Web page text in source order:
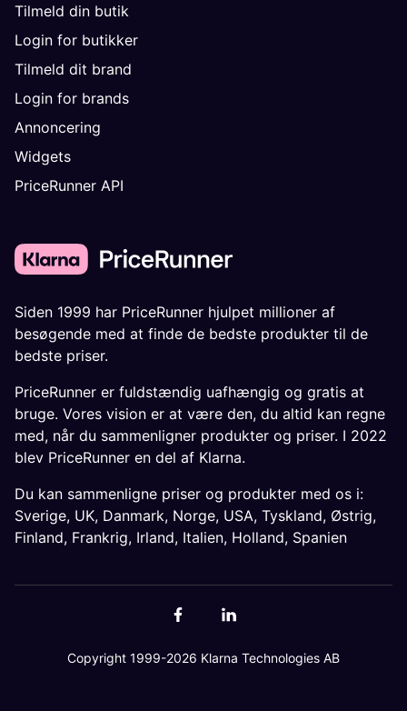
Tilmeld din butik
Login for butikker
Tilmeld dit brand
Login for brands
Annoncering
Widgets
PriceRunner API
Siden 1999 har PriceRunner hjulpet millioner af
besøgende med at finde de bedste produkter til de
bedste priser.
PriceRunner er fuldstændig uafhængig og gratis at
bruge. Vores vision er at være den, du altid kan regne
med, når du sammenligner produkter og priser. I 2022
blev PriceRunner en del af Klarna.
Du kan sammenligne priser og produkter med os i:
Sverige, UK, Danmark, Norge, USA, Tyskland, Østrig,
Finland, Frankrig, Irland, Italien, Holland, Spanien
Copyright 1999-2026 Klarna Technologies AB